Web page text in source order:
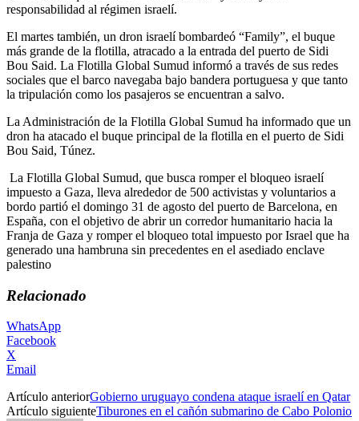
responsabilidad al régimen israelí.
El martes también, un dron israelí bombardeó “Family”, el buque
más grande de la flotilla, atracado a la entrada del puerto de Sidi
Bou Said. La Flotilla Global Sumud informó a través de sus redes
sociales que el barco navegaba bajo bandera portuguesa y que tanto
la tripulación como los pasajeros se encuentran a salvo.
La Administración de la Flotilla Global Sumud ha informado que un
dron ha atacado el buque principal de la flotilla en el puerto de Sidi
Bou Said, Túnez.
La Flotilla Global Sumud, que busca romper el bloqueo israelí
impuesto a Gaza, lleva alrededor de 500 activistas y voluntarios a
bordo partió el domingo 31 de agosto del puerto de Barcelona, en
España, con el objetivo de abrir un corredor humanitario hacia la
Franja de Gaza y romper el bloqueo total impuesto por Israel que ha
generado una hambruna sin precedentes en el asediado enclave
palestino
Relacionado
WhatsApp
Facebook
X
Email
Artículo anteriorGobierno uruguayo condena ataque israelí en Qatar
Artículo siguienteTiburones en el cañón submarino de Cabo Polonio